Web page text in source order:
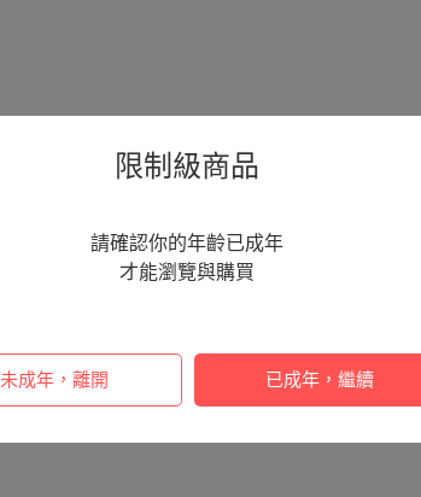
限制級商品
請確認你的年齡已成年
才能瀏覽與購買
未成年，離開 已成年，繼續